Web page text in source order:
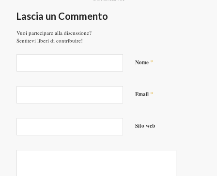
Lascia un Commento
Vuoi partecipare alla discussione?
Sentitevi liberi di contribuire!
Nome *
Email *
Sito web